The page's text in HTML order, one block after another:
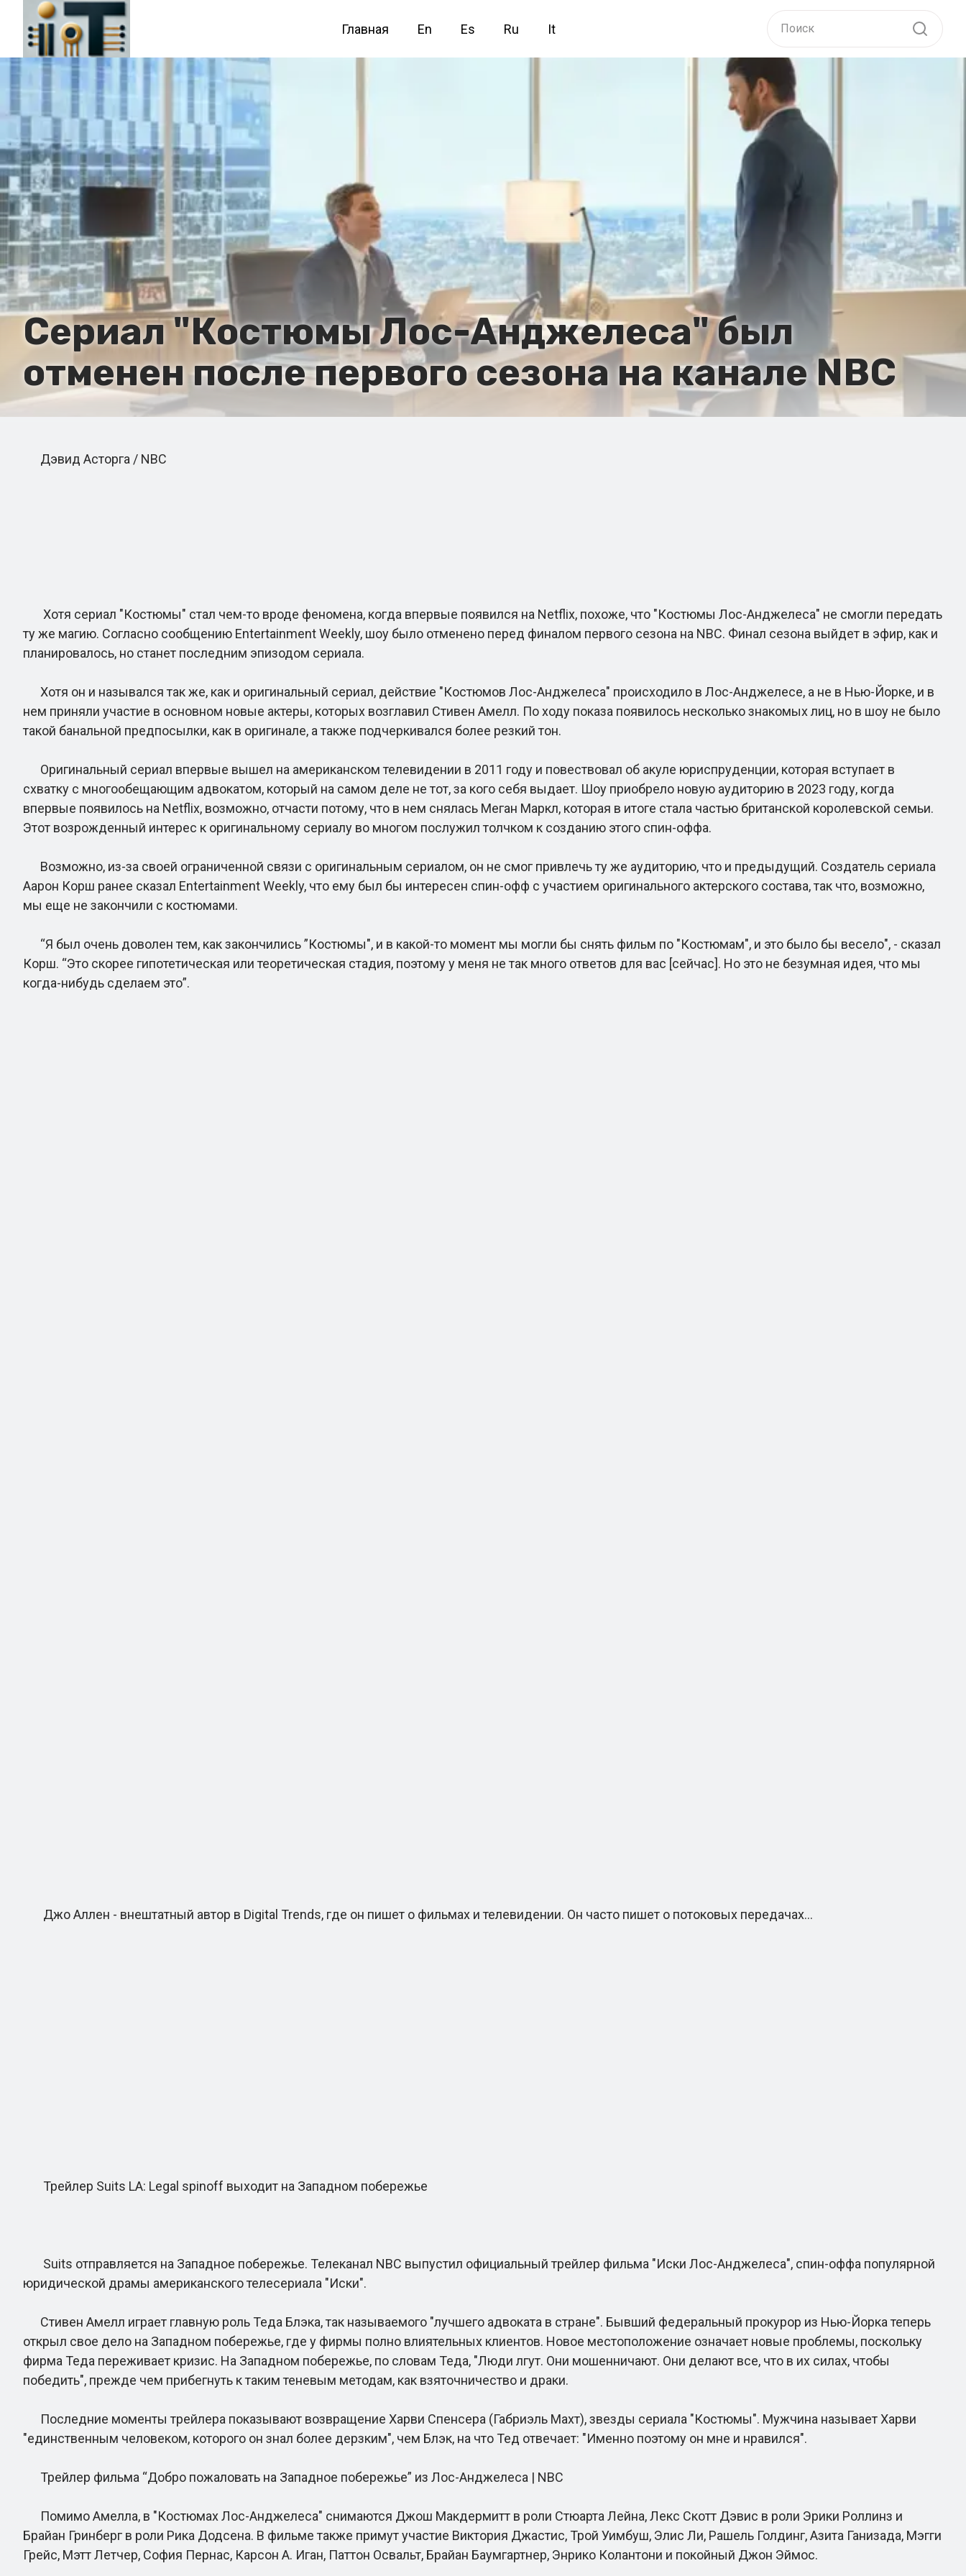
Главная En Es Ru It
Сериал "Костюмы Лос-Анджелеса" был
отменен после первого сезона на канале NBC
Дэвид Асторга / NBC
Хотя сериал "Костюмы" стал чем-то вроде феномена, когда впервые появился на Netflix, похоже, что "Костюмы Лос-Анджелеса" не смогли передать
ту же магию. Согласно сообщению Entertainment Weekly, шоу было отменено перед финалом первого сезона на NBC. Финал сезона выйдет в эфир, как и
планировалось, но станет последним эпизодом сериала.
Хотя он и назывался так же, как и оригинальный сериал, действие "Костюмов Лос-Анджелеса" происходило в Лос-Анджелесе, а не в Нью-Йорке, и в
нем приняли участие в основном новые актеры, которых возглавил Стивен Амелл. По ходу показа появилось несколько знакомых лиц, но в шоу не было
такой банальной предпосылки, как в оригинале, а также подчеркивался более резкий тон.
Оригинальный сериал впервые вышел на американском телевидении в 2011 году и повествовал об акуле юриспруденции, которая вступает в
схватку с многообещающим адвокатом, который на самом деле не тот, за кого себя выдает. Шоу приобрело новую аудиторию в 2023 году, когда
впервые появилось на Netflix, возможно, отчасти потому, что в нем снялась Меган Маркл, которая в итоге стала частью британской королевской семьи.
Этот возрожденный интерес к оригинальному сериалу во многом послужил толчком к созданию этого спин-оффа.
Возможно, из-за своей ограниченной связи с оригинальным сериалом, он не смог привлечь ту же аудиторию, что и предыдущий. Создатель сериала
Аарон Корш ранее сказал Entertainment Weekly, что ему был бы интересен спин-офф с участием оригинального актерского состава, так что, возможно,
мы еще не закончили с костюмами.
“Я был очень доволен тем, как закончились ”Костюмы", и в какой-то момент мы могли бы снять фильм по "Костюмам", и это было бы весело", - сказал
Корш. “Это скорее гипотетическая или теоретическая стадия, поэтому у меня не так много ответов для вас [сейчас]. Но это не безумная идея, что мы
когда-нибудь сделаем это”.
Джо Аллен - внештатный автор в Digital Trends, где он пишет о фильмах и телевидении. Он часто пишет о потоковых передачах…
Трейлер Suits LA: Legal spinoff выходит на Западном побережье
Suits отправляется на Западное побережье. Телеканал NBC выпустил официальный трейлер фильма "Иски Лос-Анджелеса", спин-оффа популярной
юридической драмы американского телесериала "Иски".
Стивен Амелл играет главную роль Теда Блэка, так называемого "лучшего адвоката в стране". Бывший федеральный прокурор из Нью-Йорка теперь
открыл свое дело на Западном побережье, где у фирмы полно влиятельных клиентов. Новое местоположение означает новые проблемы, поскольку
фирма Теда переживает кризис. На Западном побережье, по словам Теда, "Люди лгут. Они мошенничают. Они делают все, что в их силах, чтобы
победить", прежде чем прибегнуть к таким теневым методам, как взяточничество и драки.
Последние моменты трейлера показывают возвращение Харви Спенсера (Габриэль Махт), звезды сериала "Костюмы". Мужчина называет Харви
"единственным человеком, которого он знал более дерзким", чем Блэк, на что Тед отвечает: "Именно поэтому он мне и нравился".
Трейлер фильма “Добро пожаловать на Западное побережье” из Лос-Анджелеса | NBC
Помимо Амелла, в "Костюмах Лос-Анджелеса" снимаются Джош Макдермитт в роли Стюарта Лейна, Лекс Скотт Дэвис в роли Эрики Роллинз и
Брайан Гринберг в роли Рика Додсена. В фильме также примут участие Виктория Джастис, Трой Уимбуш, Элис Ли, Рашель Голдинг, Азита Ганизада, Мэгги
Грейс, Мэтт Летчер, София Пернас, Карсон А. Иган, Паттон Освальт, Брайан Баумгартнер, Энрико Колантони и покойный Джон Эймос.